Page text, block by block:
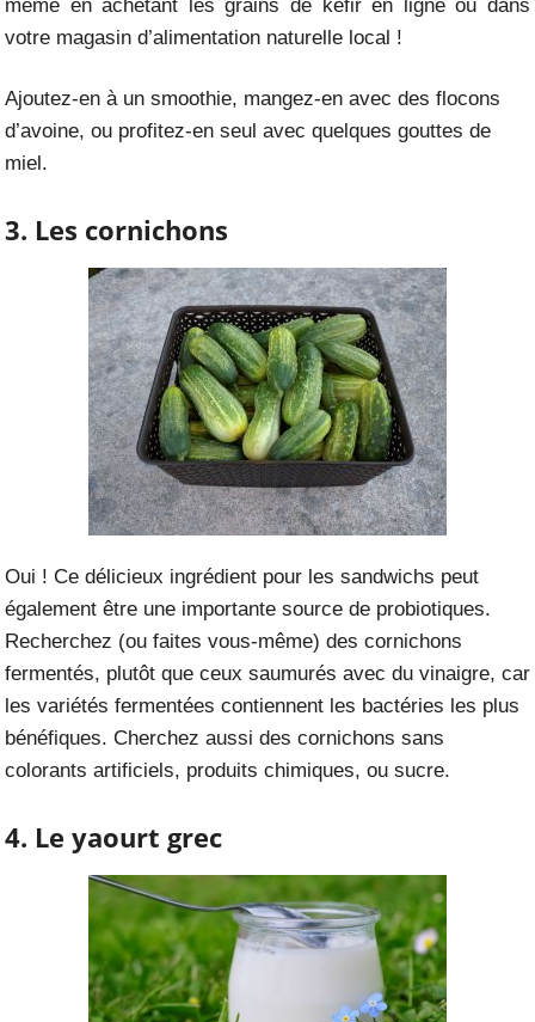
même en achetant les grains de kéfir en ligne ou dans
votre magasin d’alimentation naturelle local !
Ajoutez-en à un smoothie, mangez-en avec des flocons
d’avoine, ou profitez-en seul avec quelques gouttes de
miel.
3. Les cornichons
Oui ! Ce délicieux ingrédient pour les sandwichs peut
également être une importante source de probiotiques.
Recherchez (ou faites vous-même) des cornichons
fermentés, plutôt que ceux saumurés avec du vinaigre, car
les variétés fermentées contiennent les bactéries les plus
bénéfiques. Cherchez aussi des cornichons sans
colorants artificiels, produits chimiques, ou sucre.
4. Le yaourt grec